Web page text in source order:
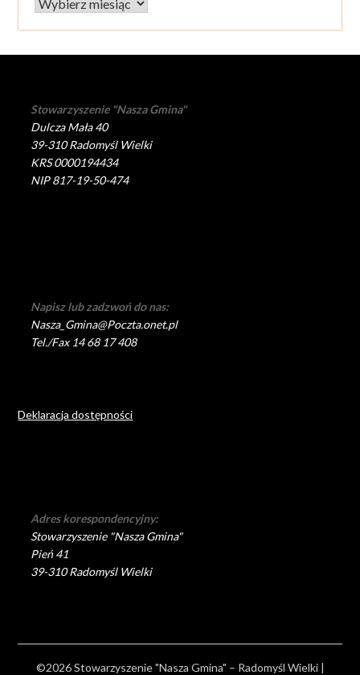
Archiwum
Stowarzyszenie "Nasza Gmina"
Dulcza Mała 40
39-310 Radomyśl Wielki
KRS 0000194434
NIP 817-19-50-474
Napisz lub zadzwoń do nas:
Nasza_Gmina@Poczta.onet.pl
Tel./Fax 14 68 17 408
Deklaracja dostępności
Adres korespondencyjny:
Stowarzyszenie "Nasza Gmina"
Pień 41
39-310 Radomyśl Wielki
©2026 Stowarzyszenie "Nasza Gmina" – Radomyśl Wielki |